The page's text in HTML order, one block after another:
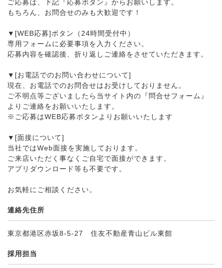
ご応募は、下記『応募ボタン』からお願いします。
もちろん、お問合せのみも大歓迎です！
▼[WEB応募]ボタン（24時間受付中）
専用フォームに必要事項を入力ください。
応募内容を確認後、折り返しご連絡をさせていただきます。
▼[お電話でのお問い合わせについて]
現在、お電話でのお問合せはお受けしておりません。
ご不明点等ございましたら当サイト内の『問合せフォーム』
よりご連絡をお願いいたします。
※ご応募はWEB応募ボタンよりお願いいたします
▼[面接について]
当社ではWeb面接を実施しております。
ご来店いただく事なくご自宅で面接ができます。
アプリダウンロード等も不要です。
お気軽にご相談ください。
連絡先住所
東京都港区赤坂8-5-27 住友不動産青山ビル東館
採用担当